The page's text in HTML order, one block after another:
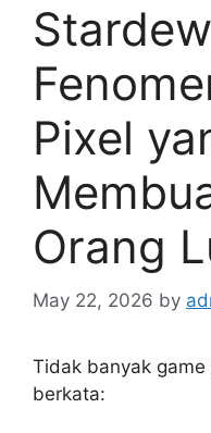
Pixel
Orang
May 22, 2026 by
Tidak banyak
berkata: